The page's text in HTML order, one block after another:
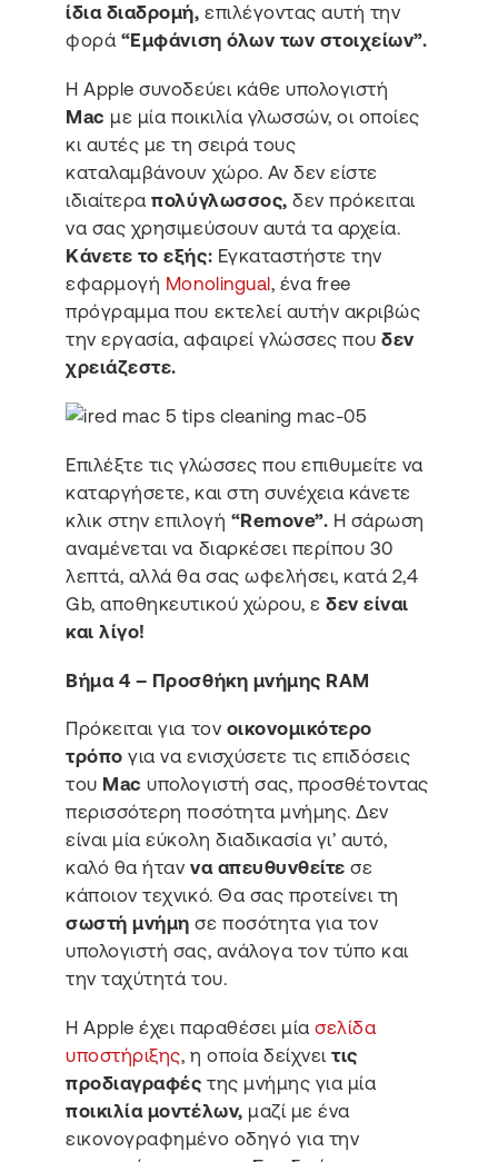
ίδια διαδρομή, επιλέγοντας αυτή την
φορά “Εμφάνιση όλων των στοιχείων”.
Η Apple συνοδεύει κάθε υπολογιστή
Mac με μία ποικιλία γλωσσών, οι οποίες
κι αυτές με τη σειρά τους
καταλαμβάνουν χώρο. Αν δεν είστε
ιδιαίτεραπολύγλωσσος, δεν πρόκειται
να σας χρησιμεύσουν αυτά τα αρχεία.
Κάνετε το εξής: Εγκαταστήστε την
εφαρμογή Monolingual, ένα free
πρόγραμμα που εκτελεί αυτήν ακριβώς
την εργασία, αφαιρεί γλώσσες πουδεν
χρειάζεστε.
Επιλέξτε τις γλώσσες που επιθυμείτε να
καταργήσετε, και στη συνέχεια κάνετε
κλικ στην επιλογή “Remove”. H σάρωση
αναμένεται να διαρκέσει περίπου 30
λεπτά, αλλά θα σας ωφελήσει, κατά 2,4
Gb, αποθηκευτικού χώρου, εδεν είναι
και λίγο!
Βήμα 4 – Προσθήκη μνήμης RAM
Πρόκειται για τον οικονομικότερο
τρόπο για να ενισχύσετε τις επιδόσεις
του Macυπολογιστή σας, προσθέτοντας
περισσότερη ποσότητα μνήμης. Δεν
είναι μία εύκολη διαδικασία γι’ αυτό,
καλό θα ήταν να απευθυνθείτε σε
κάποιον τεχνικό. Θα σας προτείνει τη
σωστή μνήμη σε ποσότητα για τον
υπολογιστή σας, ανάλογα τον τύπο και
την ταχύτητά του.
Η Apple έχει παραθέσει μίασελίδα
υποστήριξης, η οποία δείχνειτις
προδιαγραφές της μνήμης για μία
ποικιλία μοντέλων, μαζί με ένα
εικονογραφημένο οδηγό για την